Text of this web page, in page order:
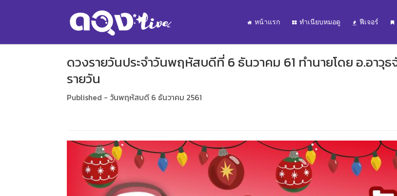
หน้าแรก ทำเนียบหมอดู ฟีเจอร์
ดวงรายวันประจำวันพฤหัสบดีที่ 6 ธันวาคม 61 ทำนายโดย อ.อาวุ
รายวัน
Published - วันพฤหัสบดี 6 ธันวาคม 2561